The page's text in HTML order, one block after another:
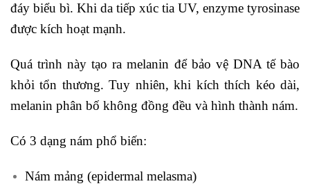
đáy biểu bì. Khi da tiếp xúc tia UV, enzyme tyrosinase
được kích hoạt mạnh.
Quá trình này tạo ra melanin để bảo vệ DNA tế bào
khỏi tổn thương. Tuy nhiên, khi kích thích kéo dài,
melanin phân bố không đồng đều và hình thành nám.
Có 3 dạng nám phổ biến:
Nám mảng (epidermal melasma)